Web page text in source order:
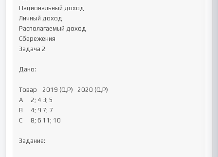
Национальный доход
Личный доход
Располагаемый доход
Сбережения
Задача 2
Дано:
Товар	2019 (Q,P)	2020 (Q,P)
A	2; 4	3; 5
B	4; 9	7; 7
C	8; 6	11; 10
Задание: